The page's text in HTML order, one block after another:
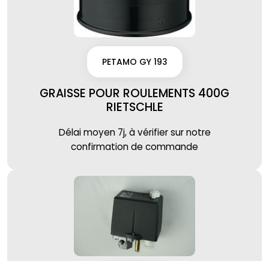
PETAMO GY 193
GRAISSE POUR ROULEMENTS 400G
RIETSCHLE
Délai moyen 7j, à vérifier sur notre
confirmation de commande